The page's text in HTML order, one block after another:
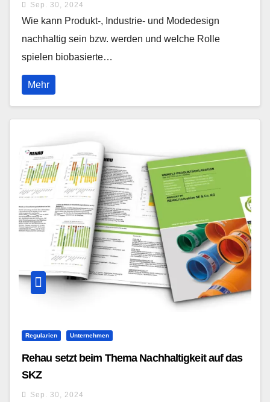
Sep. 30, 2024
Wie kann Produkt-, Industrie- und Modedesign
nachhaltig sein bzw. werden und welche Rolle
spielen biobasierte…
Mehr
Regularien Unternehmen
Rehau setzt beim Thema Nachhaltigkeit auf das
SKZ
Sep. 30, 2024